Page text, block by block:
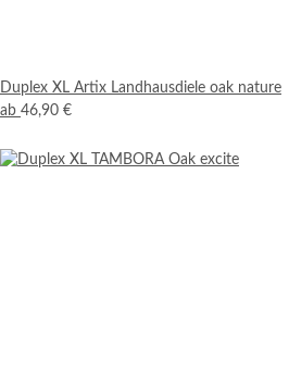
Duplex XL Artix Landhausdiele oak nature
ab 46,90 €